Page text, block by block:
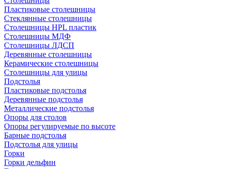
Пластиковые столешницы
Стеклянные столешницы
Столешницы HPL пластик
Столешницы МДФ
Столешницы ЛДСП
Деревянные столешницы
Керамические столешницы
Столешницы для улицы
Подстолья
Пластиковые подстолья
Деревянные подстолья
Металлические подстолья
Опоры для столов
Опоры регулируемые по высоте
Барные подстолья
Подстолья для улицы
Горки
Горки дельфин